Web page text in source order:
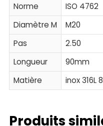
Norme
ISO 4762
Diamètre M
M20
Pas
2.50
Longueur
90mm
Matière
inox 316L
Produits